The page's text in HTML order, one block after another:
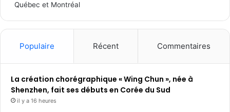
Québec et Montréal
Populaire Récent Commentaires
La création chorégraphique « Wing Chun », née à
Shenzhen, fait ses débuts en Corée du Sud
il y a 16 heures